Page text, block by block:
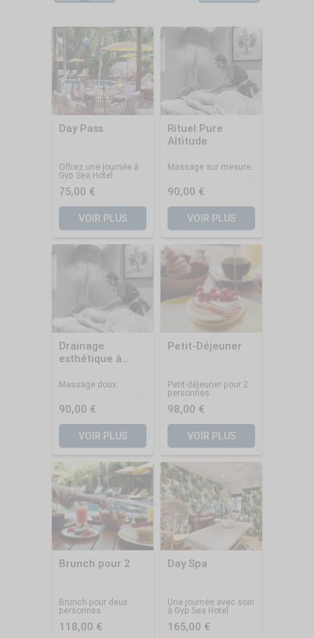
Day Pass
Offrez une journée à
Gyp Sea Hotel
75,00 €
VOIR PLUS
Rituel Pure
Altitude
Massage sur mesure.
90,00 €
VOIR PLUS
Drainage
esthétique à
Massage doux.
90,00 €
VOIR PLUS
Petit-Déjeuner
Petit-déjeuner pour 2
personnes.
98,00 €
VOIR PLUS
Brunch pour 2
Brunch pour deux
personnes
118,00 €
Day Spa
Une journée avec soin
à Gyp Sea Hotel
165,00 €